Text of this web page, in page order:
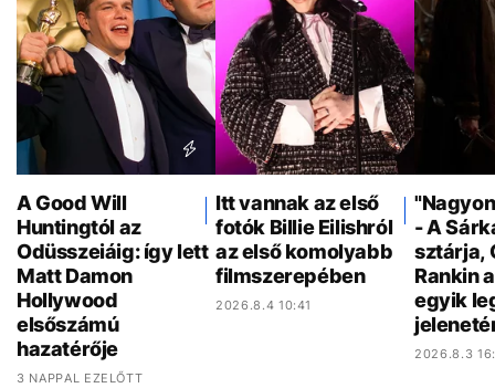
A Good Will
Huntingtól az
Odüsszeiáig: így lett
Matt Damon
Hollywood
elsőszámú
hazatérője
3 NAPPAL EZELŐTT
Itt vannak az első
fotók Billie Eilishról
az első komolyabb
filmszerepében
2026.8.4 10:41
- A
sztárja,
Rankin
egyik
2026.8.3